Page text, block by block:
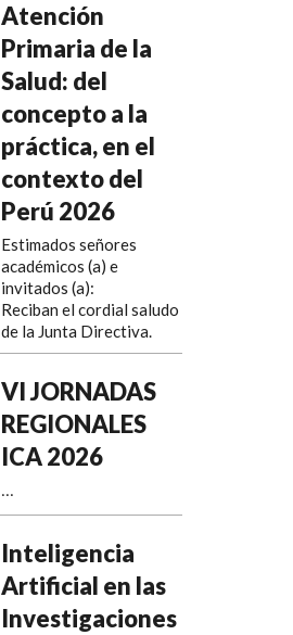
Atención
Primaria de la
Salud: del
concepto a la
práctica, en el
contexto del
Perú 2026
Estimados señores
académicos (a) e
invitados (a):
Reciban el cordial saludo
de la Junta Directiva.
VI JORNADAS
REGIONALES
ICA 2026
...
Inteligencia
Artificial en las
Investigaciones